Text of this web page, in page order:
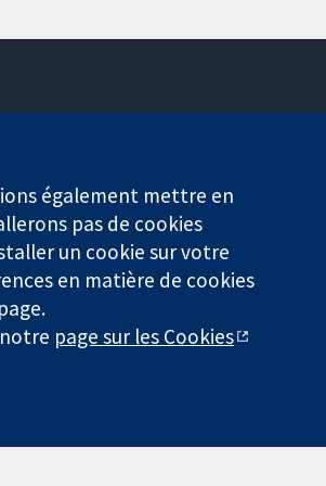
Service de presse
Qui sommes-nous
Offres d'emploi
Cochrane Library
enregistrée en Angleterre et au Pays de
également mettre en
pas de cookies
un cookie sur votre
en matière de cookies
page sur les Cookies